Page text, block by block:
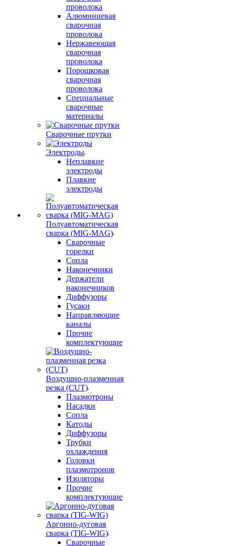
проволока
Алюминиевая
сварочная
проволока
Нержавеющая
сварочная
проволока
Порошковая
сварочная
проволока
Специальные
сварочные
материалы
Сварочные прутки
Электроды
Неплавкие
электроды
Плавкие
электроды
Полуавтоматическая
сварка (MIG-MAG)
Сварочные
горелки
Сопла
Наконечники
Держатели
наконечников
Диффузоры
Гусаки
Направляющие
каналы
Прочие
комплектующие
Воздушно-плазменная
резка (CUT)
Плазмотроны
Насадки
Сопла
Катоды
Диффузоры
Трубки
охлаждения
Головки
плазмотронов
Изоляторы
Прочие
комплектующие
Аргонно-дуговая
сварка (TIG-WIG)
Сварочные